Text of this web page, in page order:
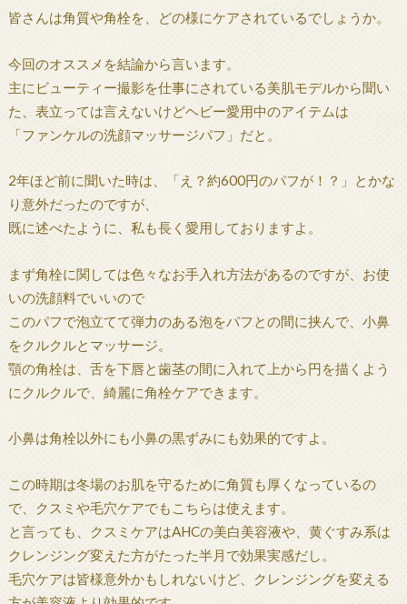
皆さんは角質や角栓を、どの様にケアされているでしょうか。
今回のオススメを結論から言います。
主にビューティー撮影を仕事にされている美肌モデルから聞い
た、表立っては言えないけどヘビー愛用中のアイテムは
「ファンケルの洗顔マッサージパフ」だと。
2年ほど前に聞いた時は、「え？約600円のパフが！？」とかな
り意外だったのですが、
既に述べたように、私も長く愛用しておりますよ。
まず角栓に関しては色々なお手入れ方法があるのですが、お使
いの洗顔料でいいので
このパフで泡立てて弾力のある泡をパフとの間に挟んで、小鼻
をクルクルとマッサージ。
顎の角栓は、舌を下唇と歯茎の間に入れて上から円を描くよう
にクルクルで、綺麗に角栓ケアできます。
小鼻は角栓以外にも小鼻の黒ずみにも効果的ですよ。
この時期は冬場のお肌を守るために角質も厚くなっているの
で、クスミや毛穴ケアでもこちらは使えます。
と言っても、クスミケアはAHCの美白美容液や、黄ぐすみ系は
クレンジング変えた方がたった半月で効果実感だし。
毛穴ケアは皆様意外かもしれないけど、クレンジングを変える